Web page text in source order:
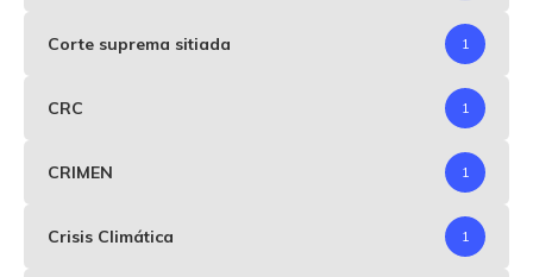
Corte suprema sitiada 1
CRC 1
CRIMEN 1
Crisis Climática 1